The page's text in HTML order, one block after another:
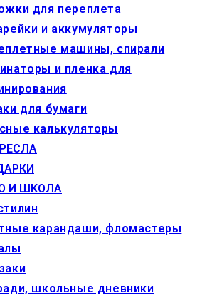
для переплета
и аккумуляторы
машины, спирали
и пленка для
для бумаги
калькуляторы
И ШКОЛА
карандаши, фломастеры
школьные дневники